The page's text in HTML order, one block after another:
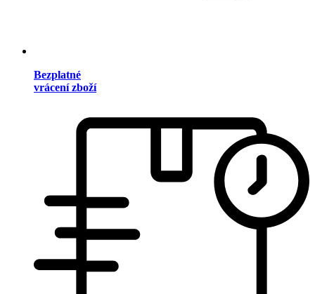
Bezplatné
vrácení zboží